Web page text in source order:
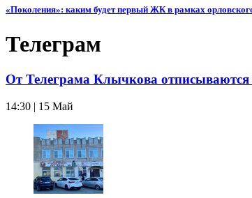
«Поколения»: каким будет первый ЖК в рамках
Телеграм
От Телеграма Клычкова отписываются
14:30 | 15 Май